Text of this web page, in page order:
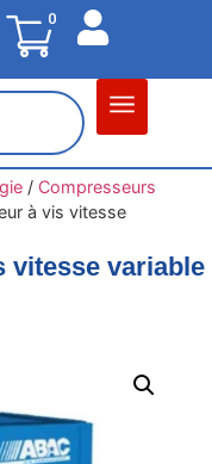
0
/ Compresseurs
à vis vitesse
vitesse variable